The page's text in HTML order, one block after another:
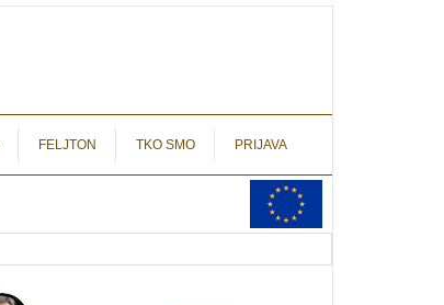
FELJTON TKO SMO PRIJAVA